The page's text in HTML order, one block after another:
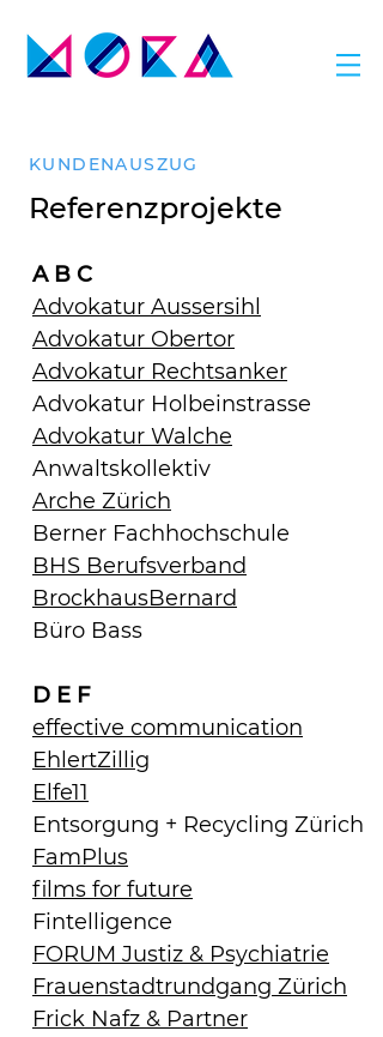
KUNDENAUSZUG
Referenzprojekte
A B C
Advokatur Aussersihl
Advokatur Obertor
Advokatur Rechtsanker
Advokatur Holbeinstrasse
Advokatur Walche
Anwaltskollektiv
Arche Zürich
Berner Fachhochschule
BHS Berufsverband
BrockhausBernard
Büro Bass
D E F
effective communication
EhlertZillig
Elfe11
Entsorgung + Recycling Zürich
FamPlus
films for future
Fintelligence
FORUM Justiz & Psychiatrie
Frauenstadtrundgang Zürich
Frick Nafz & Partner